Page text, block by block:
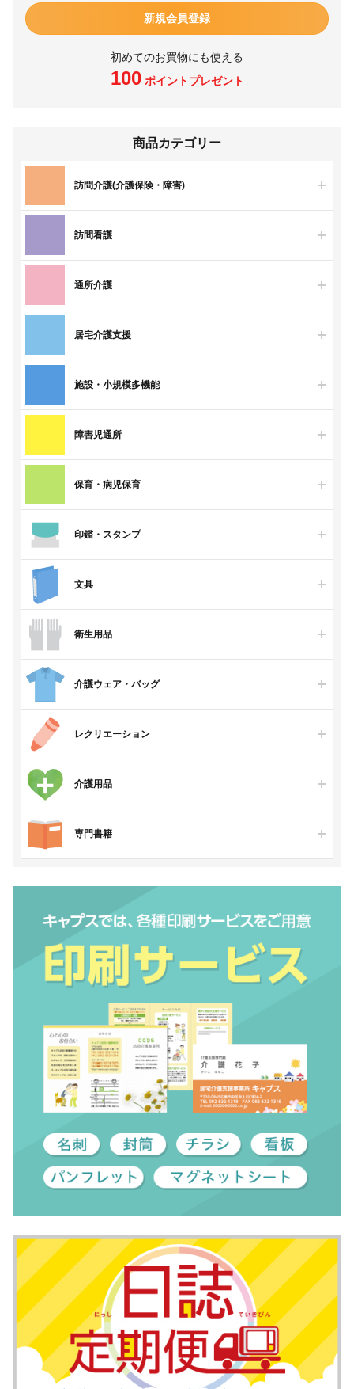
新規会員登録
初めてのお買物にも使える
100ポイントプレゼント
商品カテゴリー
訪問介護(介護保険・障害)
訪問看護
通所介護
居宅介護支援
施設・小規模多機能
障害児通所
保育・病児保育
印鑑・スタンプ
文具
衛生用品
介護ウェア・バッグ
レクリエーション
介護用品
専門書籍